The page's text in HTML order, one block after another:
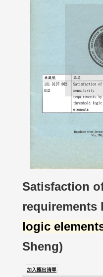
Satisfaction
requirements
logic
Sheng)
加入匯出清單